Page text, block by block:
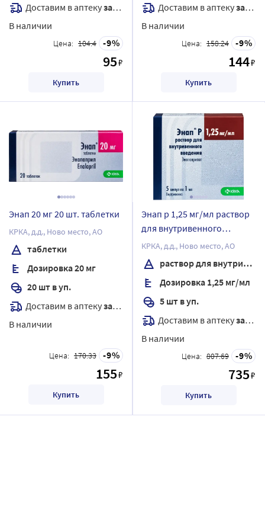
Доставим в аптекузавтра
В наличии
Цена: 104.4 9
95₽
Купить
Доставим в аптекузавтра
В наличии
Цена: 158.24 9
144₽
Купить
Энап 20 мг 20 шт. таблетки
КРКА, д.д., Ново место, АО
таблетки
Дозировка 20 мг
20 шт в уп.
Доставим в аптекузавтра
В наличии
Цена: 170.33 9
155₽
Купить
Энап p 1,25 мг/мл раствор
для внутривенного
введения 1 мл ампулы 5
шт.
КРКА, д.д., Ново место, АО
раствор для внутривенного введения
Дозировка 1,25 мг/мл
5 шт в уп.
Доставим в аптекузавтра
В наличии
Цена: 807.69 9
735₽
Купить